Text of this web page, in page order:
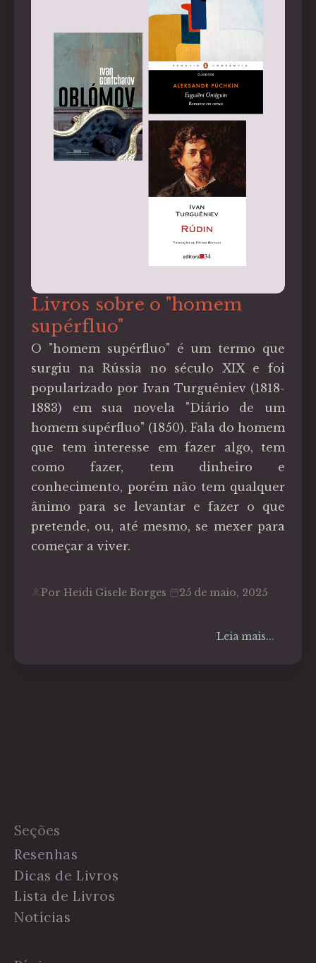
Livros sobre o "homem
supérfluo"
O "homem supérfluo" é um termo que
surgiu na Rússia no século XIX e foi
popularizado por Ivan Turguêniev (1818-
1883) em sua novela "Diário de um
homem supérfluo" (1850). Fala do homem
que tem interesse em fazer algo, tem
como fazer, tem dinheiro e
conhecimento, porém não tem qualquer
ânimo para se levantar e fazer o que
pretende, ou, até mesmo, se mexer para
começar a viver.
Por Heidi Gisele Borges 25 de maio, 2025
Leia mais...
Seções
Resenhas
Dicas de Livros
Lista de Livros
Notícias